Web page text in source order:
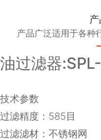
产品广泛适用于各种
油过滤器
技术参数
过滤精度：585目
过滤滤材：不锈钢网